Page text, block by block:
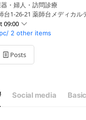
・婦人・訪問診療
台1-26-21 薬師台メディカル
09:00
- 18:00
- 18:00
- 18:00
土曜日午後 第2・4・5
2 other items
Posts
Social media